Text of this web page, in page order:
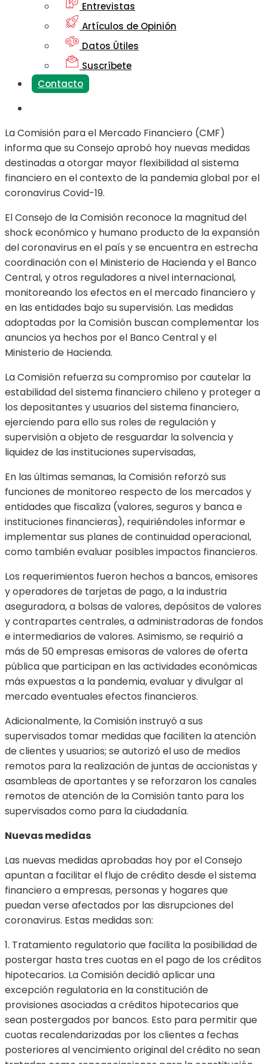
Entrevistas
Artículos de Opinión
Datos Útiles
Suscríbete
Contacto
La Comisión para el Mercado Financiero (CMF)
informa que su Consejo aprobó hoy nuevas medidas
destinadas a otorgar mayor flexibilidad al sistema
financiero en el contexto de la pandemia global por el
coronavirus Covid-19.
El Consejo de la Comisión reconoce la magnitud del
shock económico y humano producto de la expansión
del coronavirus en el país y se encuentra en estrecha
coordinación con el Ministerio de Hacienda y el Banco
Central, y otros reguladores a nivel internacional,
monitoreando los efectos en el mercado financiero y
en las entidades bajo su supervisión. Las medidas
adoptadas por la Comisión buscan complementar los
anuncios ya hechos por el Banco Central y el
Ministerio de Hacienda.
La Comisión refuerza su compromiso por cautelar la
estabilidad del sistema financiero chileno y proteger a
los depositantes y usuarios del sistema financiero,
ejerciendo para ello sus roles de regulación y
supervisión a objeto de resguardar la solvencia y
liquidez de las instituciones supervisadas,
En las últimas semanas, la Comisión reforzó sus
funciones de monitoreo respecto de los mercados y
entidades que fiscaliza (valores, seguros y banca e
instituciones financieras), requiriéndoles informar e
implementar sus planes de continuidad operacional,
como también evaluar posibles impactos financieros.
Los requerimientos fueron hechos a bancos, emisores
y operadores de tarjetas de pago, a la industria
aseguradora, a bolsas de valores, depósitos de valores
y contrapartes centrales, a administradoras de fondos
e intermediarios de valores. Asimismo, se requirió a
más de 50 empresas emisoras de valores de oferta
pública que participan en las actividades económicas
más expuestas a la pandemia, evaluar y divulgar al
mercado eventuales efectos financieros.
Adicionalmente, la Comisión instruyó a sus
supervisados tomar medidas que faciliten la atención
de clientes y usuarios; se autorizó el uso de medios
remotos para la realización de juntas de accionistas y
asambleas de aportantes y se reforzaron los canales
remotos de atención de la Comisión tanto para los
supervisados como para la ciudadanía.
Nuevas medidas
Las nuevas medidas aprobadas hoy por el Consejo
apuntan a facilitar el flujo de crédito desde el sistema
financiero a empresas, personas y hogares que
puedan verse afectados por las disrupciones del
coronavirus. Estas medidas son:
1. Tratamiento regulatorio que facilita la posibilidad de
postergar hasta tres cuotas en el pago de los créditos
hipotecarios. La Comisión decidió aplicar una
excepción regulatoria en la constitución de
provisiones asociadas a créditos hipotecarios que
sean postergados por bancos. Esto para permitir que
cuotas recalendarizadas por los clientes a fechas
posteriores al vencimiento original del crédito no sean